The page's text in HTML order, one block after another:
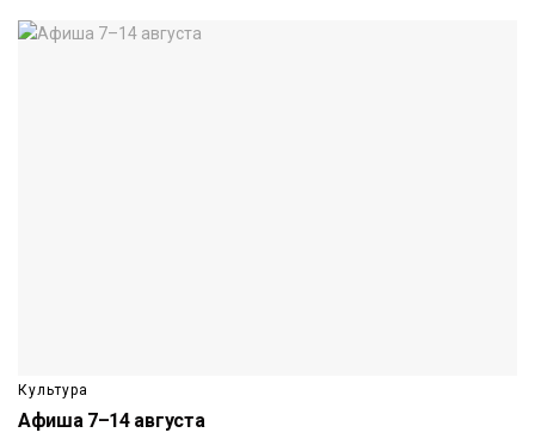
Культура
Афиша 7–14 августа